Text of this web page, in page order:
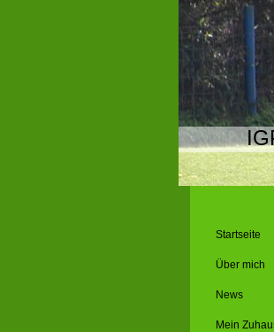
Startseite
Über mich
News
Mein